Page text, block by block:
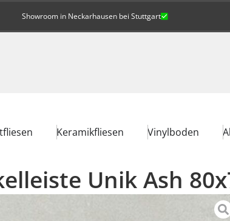
Showroom in Neckarhausen bei Stuttgart
Keramikfliesen Vinylboden
Unik Ash